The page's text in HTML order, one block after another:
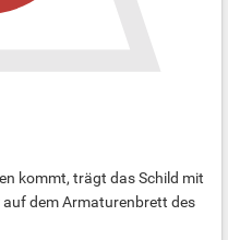
kommt, trägt das Schild mit
auf dem Armaturenbrett des